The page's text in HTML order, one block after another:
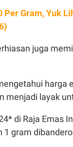
Per Gram, Yuk
juga
harga
menjadi layak
di Raja Emas
gram